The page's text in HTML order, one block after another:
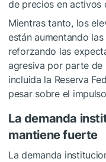
de precios en activos
Mientras tanto, los
están aumentando
reforzando las
agresiva por parte de
incluida la Reserva
pesar sobre el
La demanda
mantiene fuerte
La demanda